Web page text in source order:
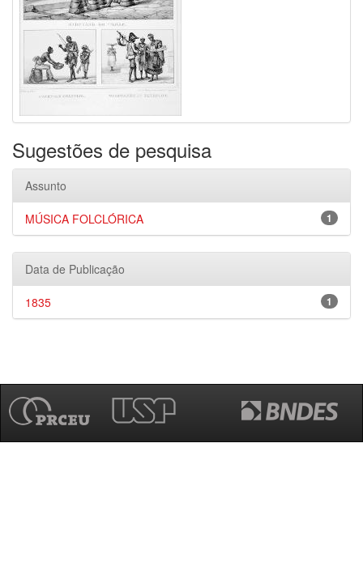
Sugestões de pesquisa
Assunto
1
MÚSICA FOLCLÓRICA
Data de Publicação
1
1835